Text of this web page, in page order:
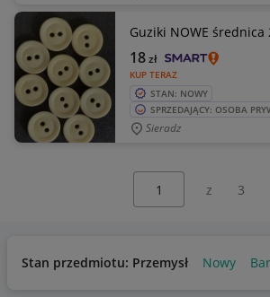
Guziki NOWE średnica
KUP TERAZ
18zł
STAN: NOWY
SPRZEDAJĄCY: OSOBA
Sieradz
z 3
Stan przedmiotu: Przemysł Nowy